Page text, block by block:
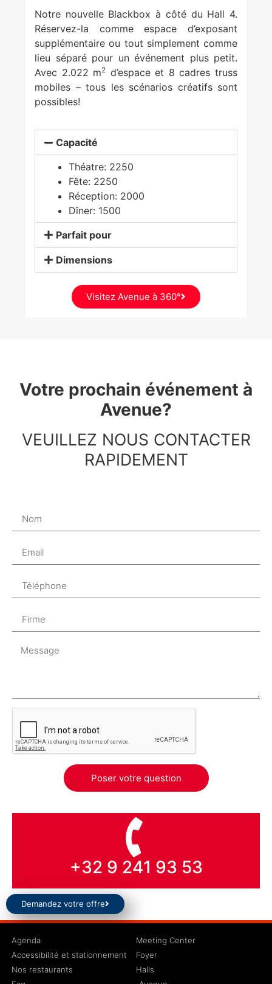
Notre nouvelle Blackbox à côté du Hall 4.
Réservez-la comme espace d’exposant
supplémentaire ou tout simplement comme
lieu séparé pour un événement plus petit.
Avec 2.022 m2 d’espace et 8 cadres truss
mobiles – tous les scénarios créatifs sont
possibles!
Capacité
Théatre: 2250
Fête: 2250
Réception: 2000
Dîner: 1500
Parfait pour
Dimensions
Visitez Avenue à 360°
Votre prochain événement à
Avenue?
VEUILLEZ NOUS CONTACTER
RAPIDEMENT
Poser votre question
+32 9 241 93 53
Demandez votre offre
Agenda
Accessibilité et stationnement
Nos restaurants
Meeting Center
Foyer
Halls